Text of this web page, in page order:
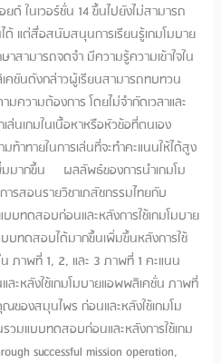
ในเวอร์ชั่น 14 ขึ้นไปยังไม่สามารถ
ด้ แต่สื่อสนับสนุนการเรียนรู้เกมโมบาย
สามารถจดจำ มีความรู้ความเข้าใจใน
คชันดังกล่าวผู้เรียนสามารถทบทวน
ความต้องการ โดยไม่จำกัดเวลาและ
ล่นเกมในเนื้อหาหรือหัวข้อที่ตนเอง
ท้าทายในการเล่นที่จะทำคะแนนให้ได้สูง
พิ่มมากขึ้น ผลลัพธ์ของการนำเกมโม
ารสอนรายวิชาเภสัชกรรมไทยกับ
บทดสอบก่อนและหลังการใช้เกมโมบาย
บทดสอบได้มากขึ้นเพิ่มขึ้นหลังการใช้
ภาพที่ 1, 2, และ 3 ภาพที่ 1 คะแนน
ะหลังใช้เกมโมบายแอพพลิเคชั่น ภาพที่
องสมุนไพร ก่อนและหลังใช้เกมโม
มแบบทดสอบก่อนและหลังการใช้เกม
successful mission operation,